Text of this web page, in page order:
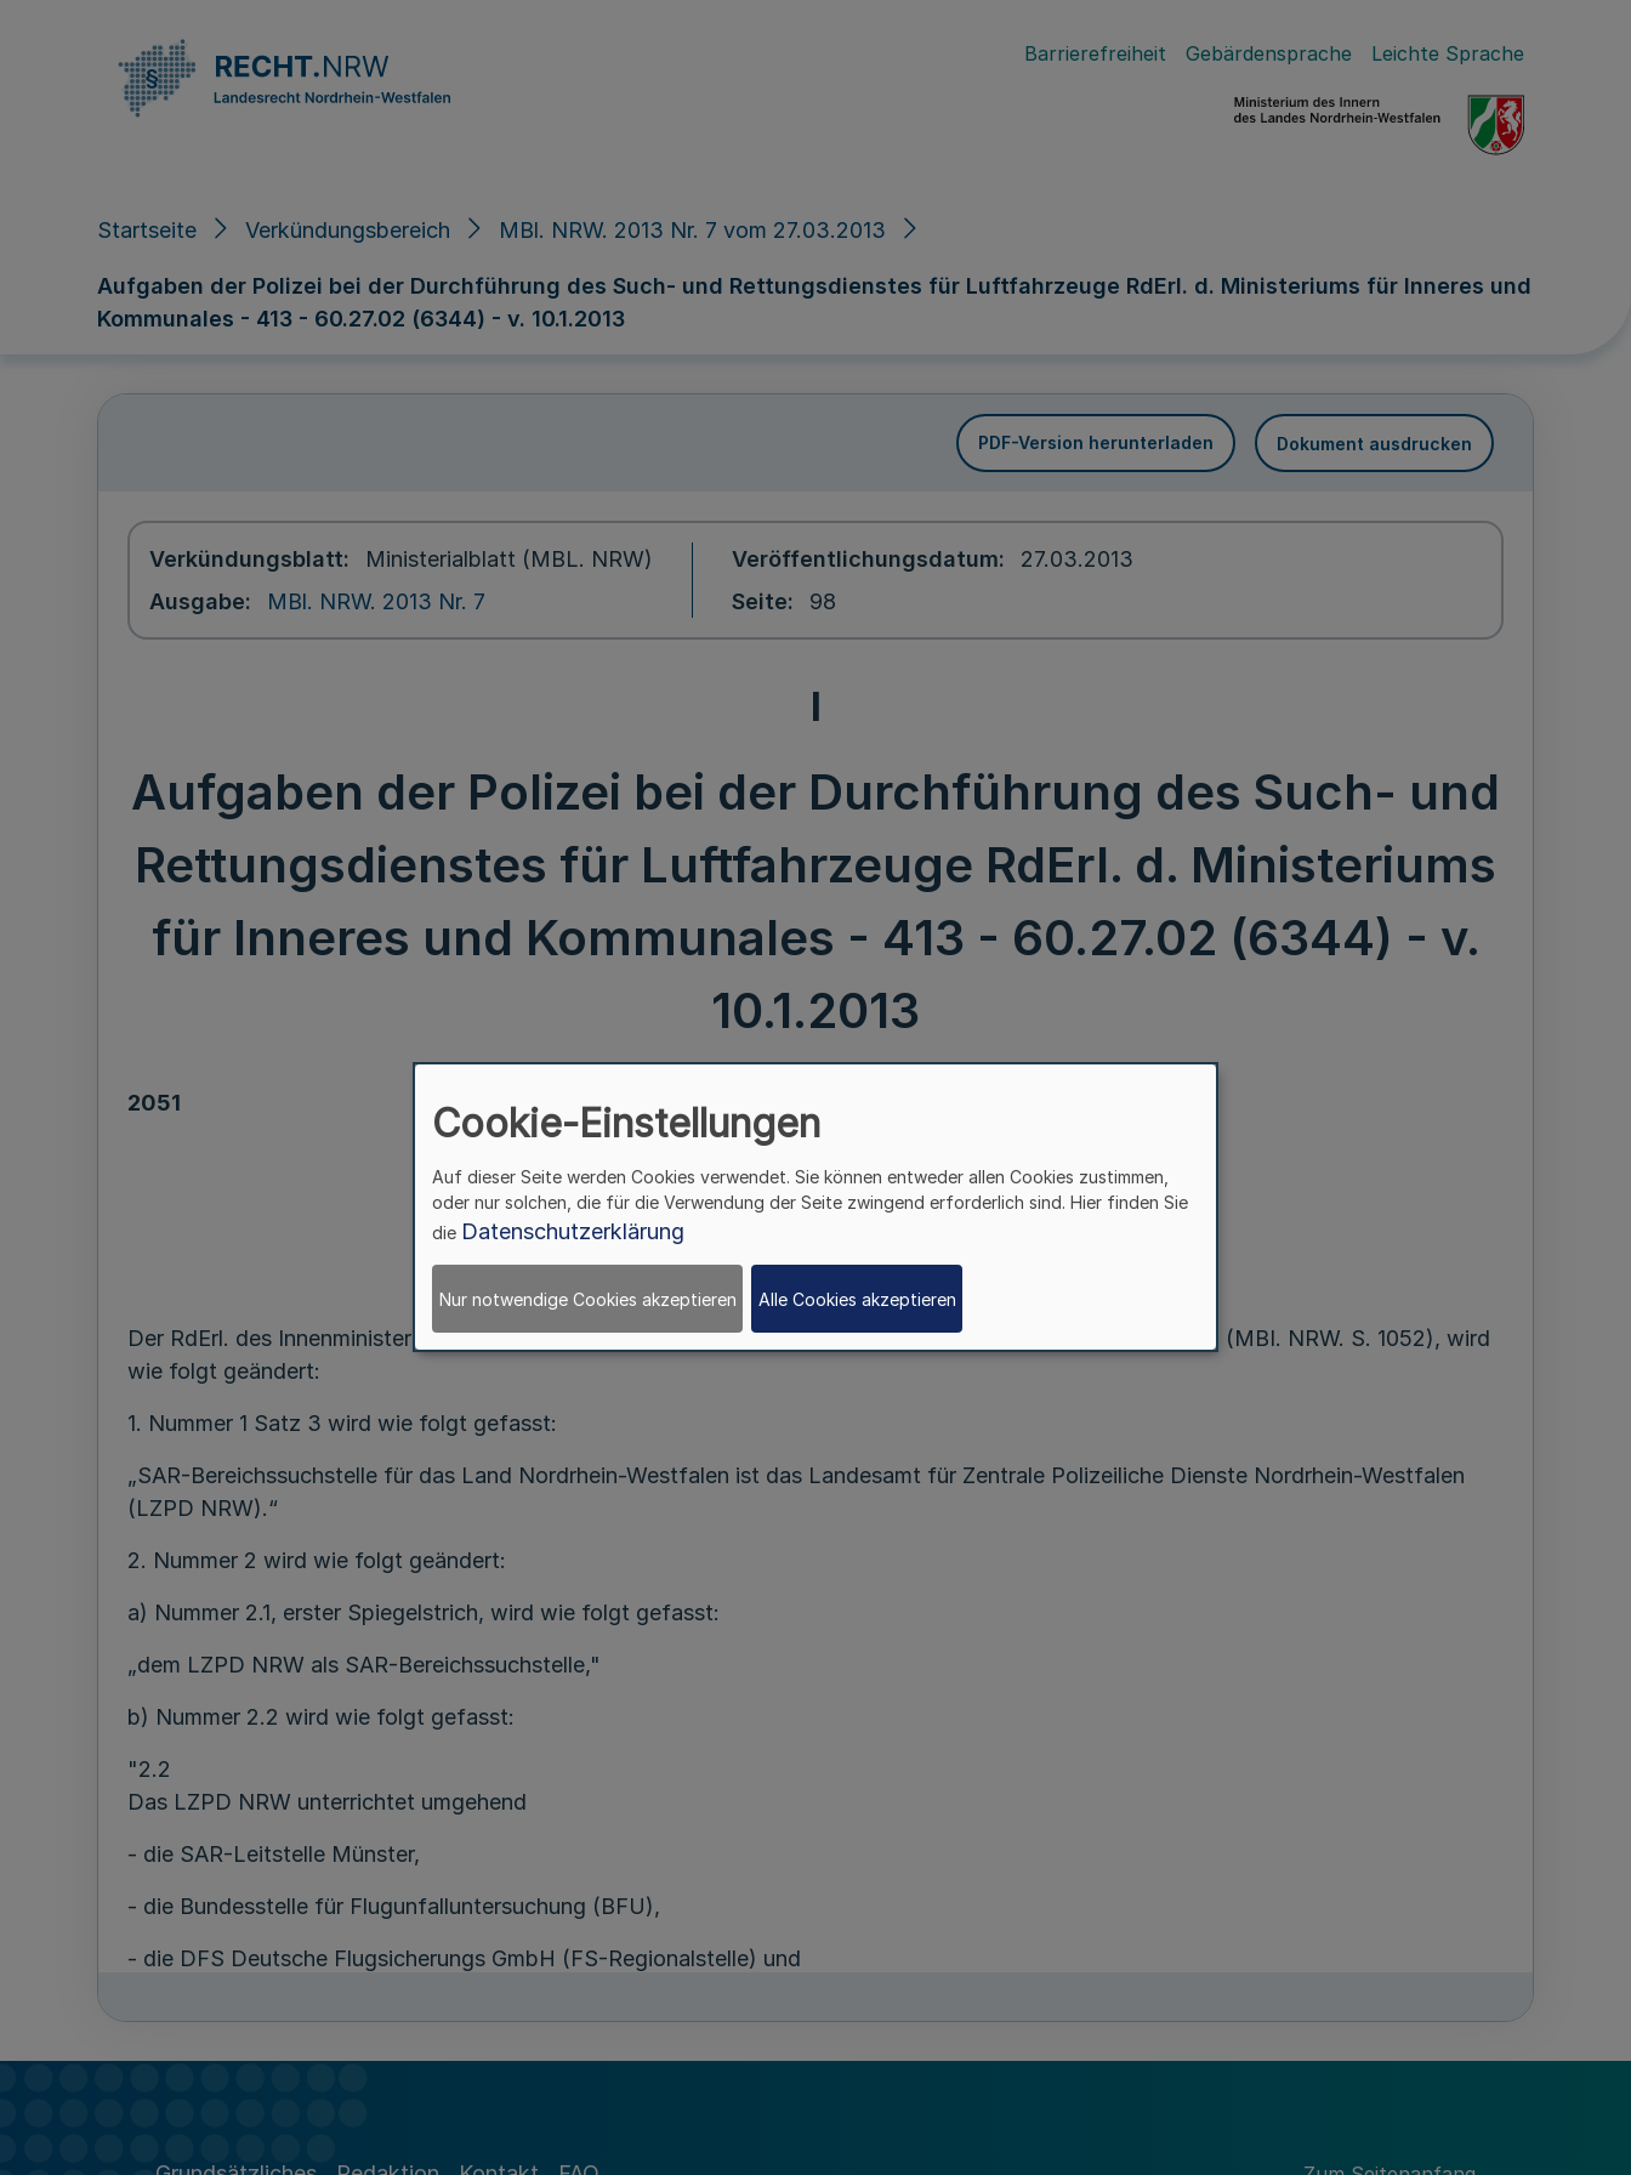
Barrierefreiheit Gebärdensprache Leichte Sprache
Startseite Verkündungsbereich MBl. NRW. 2013 Nr. 7 vom 27.03.2013
Aufgaben der Polizei bei der Durchführung des Such- und Rettungsdienstes für Luftfahrzeuge RdErl. d. Ministeriums für Inneres und
Kommunales - 413 - 60.27.02 (6344) - v. 10.1.2013
PDF-Version herunterladen Dokument ausdrucken
Verkündungsblatt
Ministerialblatt (MBL. NRW)
Ausgabe
MBl. NRW. 2013 Nr. 7
Veröffentlichungsdatum
27.03.2013
Seite
98
I
Aufgaben der Polizei bei der Durchführung des Such- und
Rettungsdienstes für Luftfahrzeuge RdErl. d. Ministeriums
für Inneres und Kommunales - 413 - 60.27.02 (6344) - v.
10.1.2013
2051
des Such- und Rettungsdienstes für Luftfahrzeuge
Der RdErl. des Innenministers v. 4.9.1980 (MBI. NRW. S. 2123), zuletzt geändert durch RdErl. vom 27.8.2003 (MBI. NRW. S. 1052), wird
wie folgt geändert:
1. Nummer 1 Satz 3 wird wie folgt gefasst:
„SAR-Bereichssuchstelle für das Land Nordrhein-Westfalen ist das Landesamt für Zentrale Polizeiliche Dienste Nordrhein-Westfalen
(LZPD NRW).“
2. Nummer 2 wird wie folgt geändert:
a) Nummer 2.1, erster Spiegelstrich, wird wie folgt gefasst:
„dem LZPD NRW als SAR-Bereichssuchstelle,"
b) Nummer 2.2 wird wie folgt gefasst:
"2.2
Das LZPD NRW unterrichtet umgehend
- die SAR-Leitstelle Münster,
- die Bundesstelle für Flugunfalluntersuchung (BFU),
- die DFS Deutsche Flugsicherungs GmbH (FS-Regionalstelle) und
Flugunfälle ausländischer Luftfahrzeuge teilt das LZPD NRW außerdem der zuständigen ausländischen Vertretung mit."
"3.6
Cookie-Einstellungen
Auf dieser Seite werden Cookies verwendet. Sie können entweder allen Cookies zustimmen,
oder nur solchen, die für die Verwendung der Seite zwingend erforderlich sind. Hier finden Sie
die Datenschutzerklärung
Nur notwendige Cookies akzeptieren Alle Cookies akzeptieren